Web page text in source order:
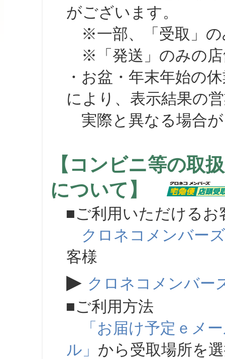
がございます。
※一部、「受取」の
※「発送」のみの店
・お盆・年末年始の
により、表示結果の
実際と異なる場合が
【コンビニ等の取
について】
■ご利用いただけるお
クロネコメンバーズ
客様
▶ クロネコメンバー
■ご利用方法
「お届け予定ｅメ
ル」 から受取場所を